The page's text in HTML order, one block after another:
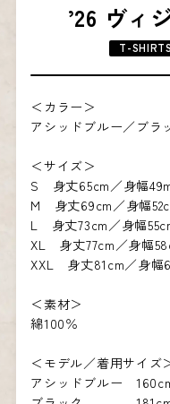
’26 ヴィ
T-
＜カラー＞
アシッドブルー／ブラ
＜サイズ＞
S 身丈65cm／身幅
M 身丈69cm／身幅
L 身丈73cm／身幅
XL 身丈77cm／身幅
XXL 身丈81cm／身幅
＜素材＞
綿100％
＜モデル／着用サイズ
アシッドブルー